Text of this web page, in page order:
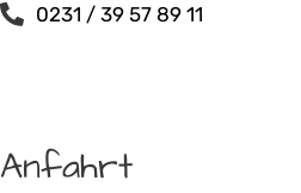
0231 / 39 57 89 11
Anfahrt